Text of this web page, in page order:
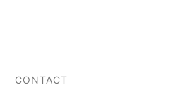
CONTACT